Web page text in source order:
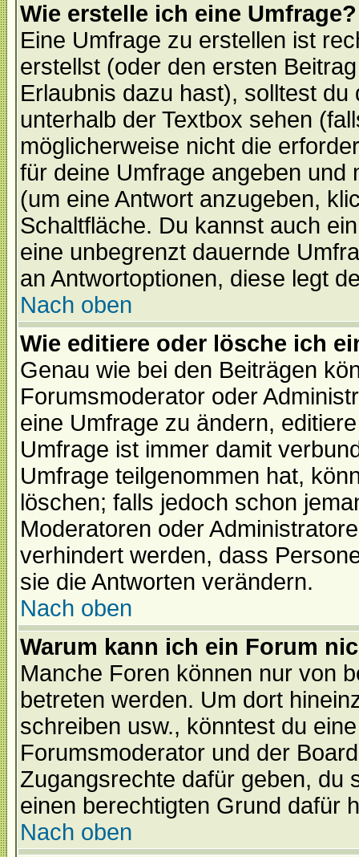
Wie erstelle ich eine Umfrage?
Eine Umfrage zu erstellen ist
erstellst (oder den ersten
Erlaubnis dazu hast), solltest
unterhalb der Textbox sehen
möglicherweise nicht die
für deine Umfrage angeben und
(um eine Antwort anzugeben,
Schaltfläche. Du kannst auch
eine unbegrenzt dauernde
an Antwortoptionen, diese legt
Nach oben
Wie editiere oder lösche ich
Genau wie bei den Beiträgen
Forumsmoderator oder
eine Umfrage zu ändern,
Umfrage ist immer damit
Umfrage teilgenommen hat,
löschen; falls jedoch schon
Moderatoren oder
verhindert werden, dass
sie die Antworten verändern.
Nach oben
Warum kann ich ein Forum
Manche Foren können nur von
betreten werden. Um dort
schreiben usw., könntest du
Forumsmoderator und der
Zugangsrechte dafür geben, du
einen berechtigten Grund dafür
Nach oben